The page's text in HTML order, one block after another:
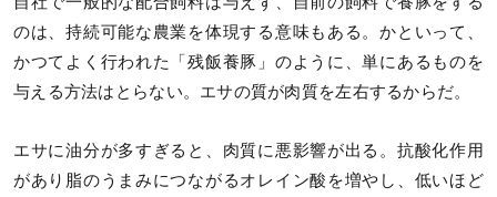
のは、持続可能な農業を体現する意味もある。かといって、
かつてよく行われた「残飯養豚」のように、単にあるものを
与える方法はとらない。エサの質が肉質を左右するからだ。
エサに油分が多すぎると、肉質に悪影響が出る。抗酸化作用
があり脂のうまみにつながるオレイン酸を増やし、低いほど